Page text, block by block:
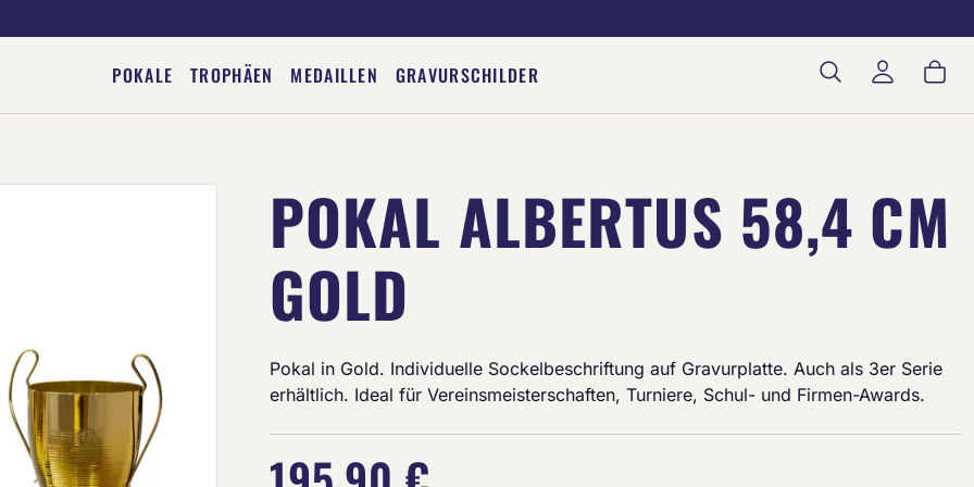
POKALE TROPHÄEN MEDAILLEN GRAVURSCHILDER
POKAL ALBERTUS 58,4 CM
GOLD
Deine Gravur
Pokal in Gold. Individuelle Sockelbeschriftung auf Gravurplatte. Auch als 3er Serie
erhältlich. Ideal für Vereinsmeisterschaften, Turniere, Schul- und Firmen-Awards.